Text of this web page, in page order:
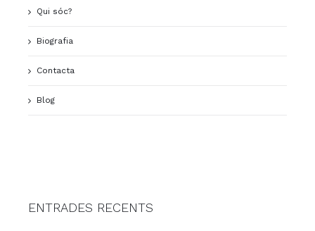
Qui sóc?
Biografia
Contacta
Blog
ENTRADES RECENTS